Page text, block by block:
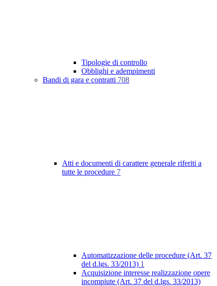
Tipologie di controllo
Obblighi e adempimenti
Bandi di gara e contratti 708
Atti e documenti di carattere generale riferiti a
tutte le procedure 7
Automatizzazione delle procedure (Art. 37
del d.lgs. 33/2013) 1
Acquisizione interesse realizzazione opere
incompiute (Art. 37 del d.lgs. 33/2013)